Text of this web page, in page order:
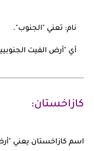
نام: تعني "الجنوب".
أي "أرض الفيت
كازاخستان:
اسم كازاخستان يعني